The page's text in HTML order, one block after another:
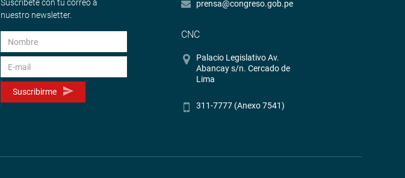
Suscríbete con tu correo a
nuestro newsletter.
Suscribirme
prensa@congreso.gob.pe
CNC
Palacio Legislativo Av.
Abancay s/n. Cercado de
Lima
311-7777 (Anexo 7541)